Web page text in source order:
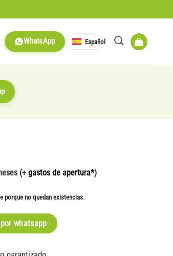
WhatsApp Español
(+ gastos de apertura*)
porque no quedan existencias.
whatsapp